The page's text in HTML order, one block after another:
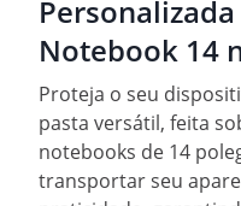
Notebook 14
Proteja o seu
pasta versátil, feita
notebooks de 14
transportar seu